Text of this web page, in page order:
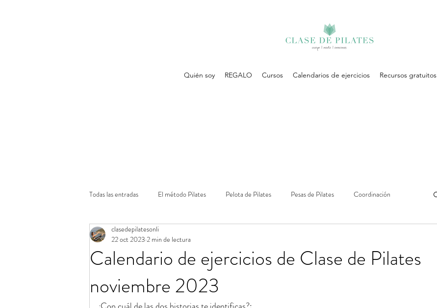
Quién soy REGALO Cursos Calendarios de ejercicios Recursos gratuitos
Todas las entradas El método Pilates Pelota de Pilates Pesas de Pilates Coordinación
Aro mágico de Pilates
Consejos para una vida saludable
Calendario de ejercicios de Clase de Pilates
noviembre 2023
clasedepilatesonli
22 oct 2023 2 min de lectura